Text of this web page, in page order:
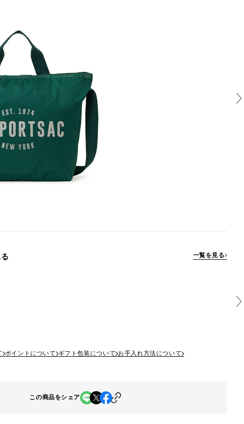
一覧を見る
ポイントについて ギフト包装について お手入れ方法について
この商品をシェア